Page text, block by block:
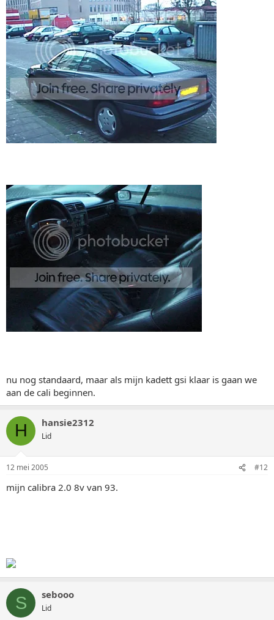
nu nog standaard, maar als mijn kadett gsi klaar is gaan we
aan de cali beginnen.
H hansie2312
Lid
12 mei 2005 #12
mijn calibra 2.0 8v van 93.
S sebooo
Lid